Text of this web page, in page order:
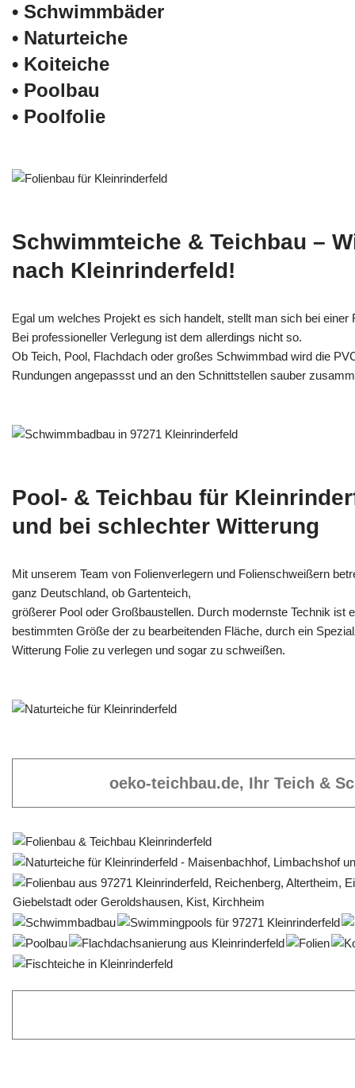
• Schwimm­bäder
• Naturteiche
• Koiteiche
• Poolbau
• Poolfolie
Schwimmteiche & Teichbau –
nach Kleinrinderfeld!
Egal um welches Projekt es sich handelt, stellt man sich bei einer
Bei professioneller Verlegung ist dem allerdings nicht so.
Ob Teich, Pool, Flachdach oder großes Schwimmbad wird die
Rundungen angepassst und an den Schnittstellen sauber
Pool- & Teichbau für
und bei schlechter Witterung
Mit unserem Team von Folienverlegern und Folien­schweißern
ganz Deutschland, ob Gartenteich,
größerer Pool oder Großbaustellen. Durch modernste Technik ist
bestimmten Größe der zu bearbeitenden Fläche, durch ein
Witterung Folie zu verlegen und sogar zu schweißen.
oeko-teichbau.de, Ihr Teich &